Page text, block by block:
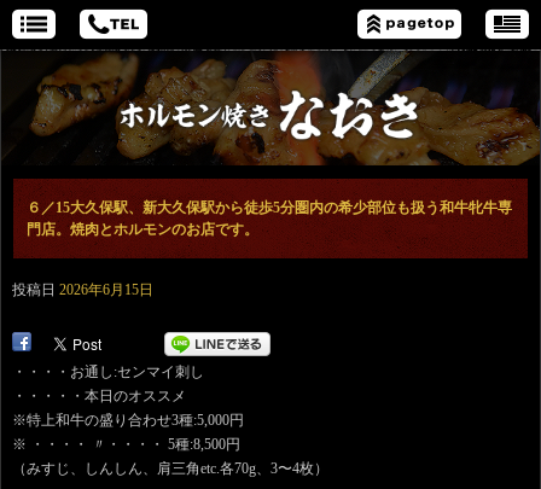
６／15大久保駅、新大久保駅から徒歩5分圏内の希少部位も扱う和牛牝牛専
門店。焼肉とホルモンのお店です。
投稿日 2026年6月15日
・・・・お通し:センマイ刺し
・・・・・本日のオススメ
※特上和牛の盛り合わせ3種:5,000円
※ ・・・・ 〃・・・・ 5種:8,500円
（みすじ、しんしん、肩三角etc.各70g、3〜4枚）